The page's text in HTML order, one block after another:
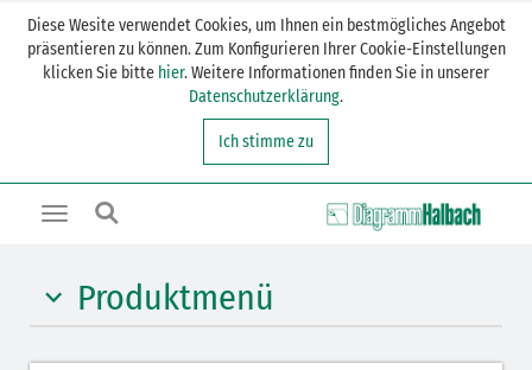
Diese Wesite verwendet Cookies, um Ihnen ein bestmögliches Angebot
präsentieren zu können. Zum Konfigurieren Ihrer Cookie-Einstellungen
klicken Sie bitte hier. Weitere Informationen finden Sie in unserer
Datenschutzerklärung.
Ich stimme zu
Toggle
Produktmenü